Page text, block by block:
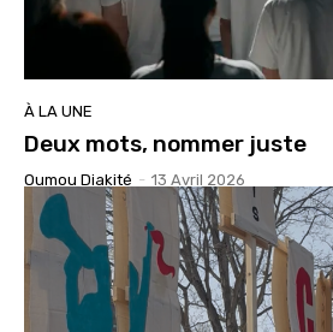
À LA UNE
Deux mots, nommer juste
Oumou Diakité - 13 Avril 2026